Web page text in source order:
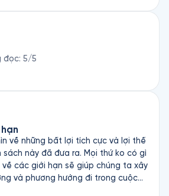
đọc: 5/5
về những bất lợi tích cực và lợi thế
này đã đưa ra. Mọi thứ ko có gì
các giới hạn sẽ giúp chúng ta xây
và phương hướng đi trong cuộc